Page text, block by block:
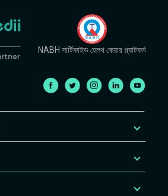
NABH সার্টিফাইড হেলথ কেয়ার প্ল্যাটফর্ম